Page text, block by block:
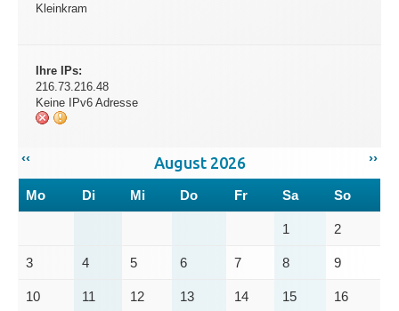
Kleinkram
Ihre IPs:
216.73.216.48
Keine IPv6 Adresse
‹‹ ››
August 2026
Mo Di Mi Do Fr Sa So
1 2
3 4 5 6 7 8 9
10 11 12 13 14 15 16